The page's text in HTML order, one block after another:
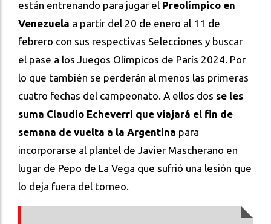
están entrenando para jugar el Preolímpico en
Venezuela a partir del 20 de enero al 11 de
febrero con sus respectivas Selecciones y buscar
el pase a los Juegos Olímpicos de París 2024. Por
lo que también se perderán al menos las primeras
cuatro fechas del campeonato. A ellos dos se les
suma Claudio Echeverri que viajará el fin de
semana de vuelta a la Argentina para
incorporarse al plantel de Javier Mascherano en
lugar de Pepo de La Vega que sufrió una lesión que
lo deja fuera del torneo.